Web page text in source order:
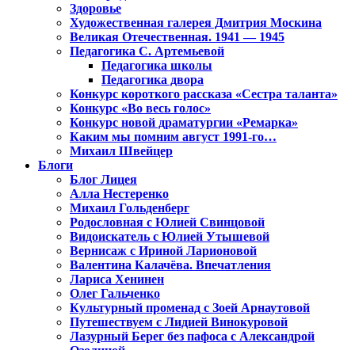
Здоровье
Художественная галерея Дмитрия Москина
Великая Отечественная. 1941 — 1945
Педагогика С. Артемьевой
Педагогика школы
Педагогика двора
Конкурс короткого рассказа «Сестра таланта»
Конкурс «Во весь голос»
Конкурс новой драматургии «Ремарка»
Каким мы помним август 1991-го…
Михаил Швейцер
Блоги
Блог Лицея
Алла Нестеренко
Михаил Гольденберг
Родословная с Юлией Свинцовой
Видоискатель с Юлией Утышевой
Вернисаж с Ириной Ларионовой
Валентина Калачёва. Впечатления
Лариса Хенинен
Олег Гальченко
Культурный променад с Зоей Арнаутовой
Путешествуем с Лидией Винокуровой
Лазурный Берег без пафоса с Александрой